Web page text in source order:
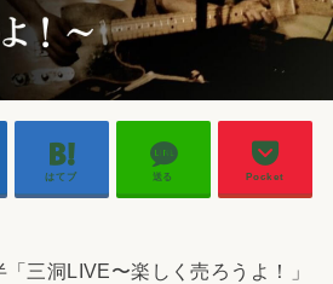
はてブ 送る Pocket
三洞LIVE〜楽しく売ろうよ！」